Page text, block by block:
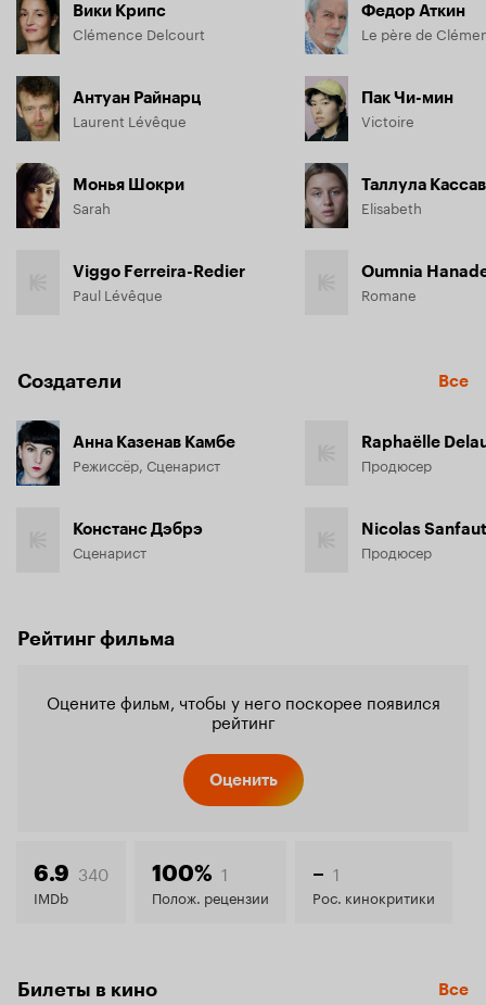
Вики Крипс
Clémence Delcourt
Антуан Райнарц
Laurent Lévêque
Монья Шокри
Sarah
Viggo Ferreira-Redier
Paul Lévêque
Федор Аткин
Le père de
Пак Чи-мин
Victoire
Таллула
Elisabeth
Oumnia
Romane
Создатели Все
Анна Казенав Камбе
Режиссёр, Сценарист
Констанс Дэбрэ
Сценарист
Raphaëlle
Продюсер
Nicolas
Продюсер
Рейтинг фильма
Оцените фильм, чтобы у него поскорее появился
рейтинг
Оценить
6.9 340
IMDb
100% 1
Полож. рецензии
– 1
Рос. кинокритики
Билеты в кино Все